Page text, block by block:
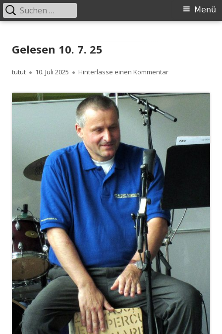
zum
Primäres
Menü
Suchen
nach:
Gelesen 10. 7. 25
Autor
tutut
Veröffentlicht
10. Juli 2025 Hinterlasse einen Kommentarzu Gelesen 10. 7.